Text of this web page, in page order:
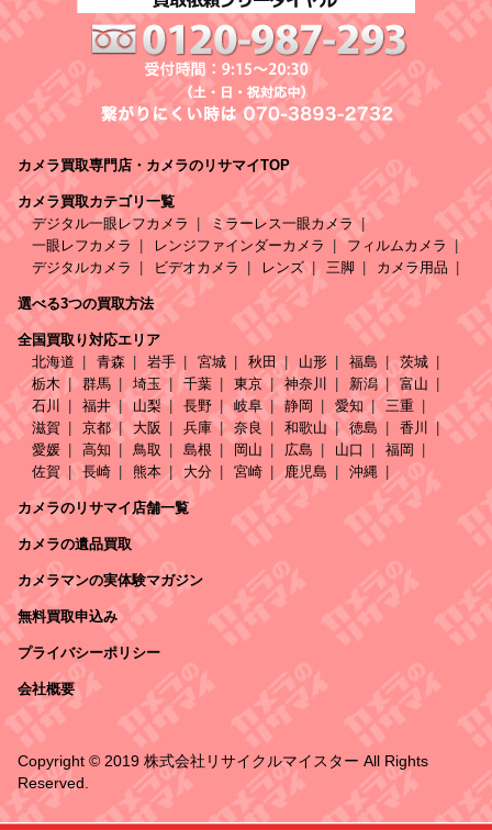
カメラ買取専門店・カメラのリサマイTOP
カメラ買取カテゴリ一覧
デジタル一眼レフカメラ
ミラーレス一眼カメラ
一眼レフカメラ
レンジファインダーカメラ
フィルムカメラ
デジタルカメラ
ビデオカメラ レンズ 三脚 カメラ用品
選べる3つの買取方法
全国買取り対応エリア
北海道
青森 岩手 宮城 秋田 山形 福島
茨城
栃木
群馬 埼玉 千葉 東京 神奈川 新潟
富山
石川
福井 山梨 長野 岐阜 静岡 愛知
三重
滋賀
京都 大阪 兵庫 奈良 和歌山 徳島
香川
愛媛
高知 鳥取 島根 岡山 広島 山口
福岡
佐賀
長崎 熊本 大分 宮崎 鹿児島 沖縄
カメラのリサマイ店舗一覧
カメラの遺品買取
カメラマンの実体験マガジン
無料買取申込み
プライバシーポリシー
会社概要
Copyright © 2019 株式会社リサイクルマイスター All Rights
Reserved.